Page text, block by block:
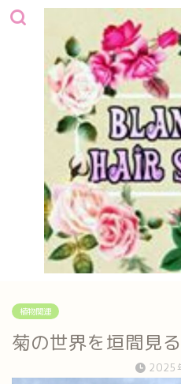
植物関連
菊の世界を垣間見
2025